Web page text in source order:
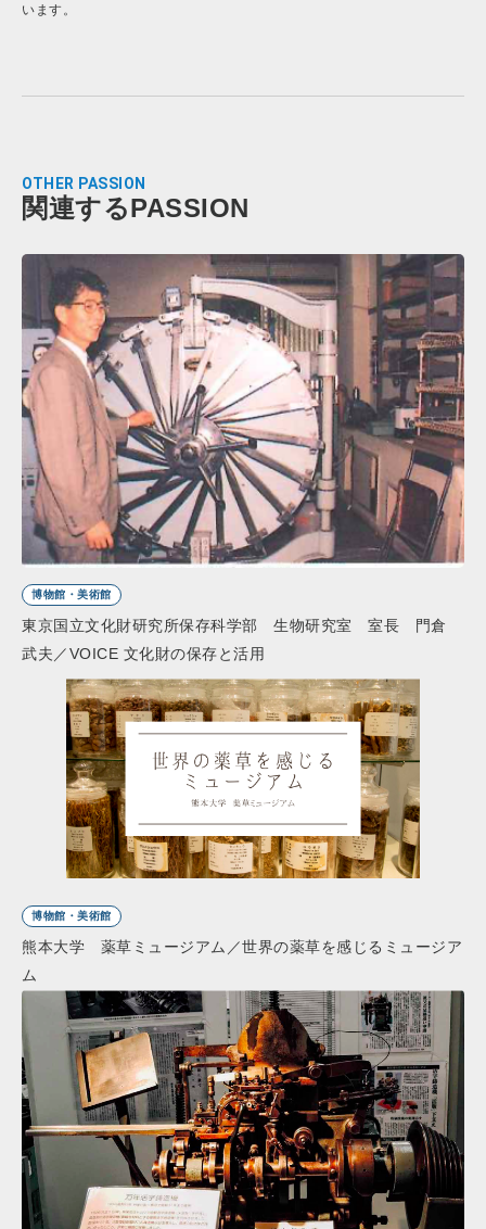
います。
OTHER PASSION
関連するPASSION
博物館・美術館
東京国立文化財研究所保存科学部 生物研究室 室長 門倉
武夫／VOICE 文化財の保存と活用
博物館・美術館
熊本大学 薬草ミュージアム／世界の薬草を感じるミュージア
ム